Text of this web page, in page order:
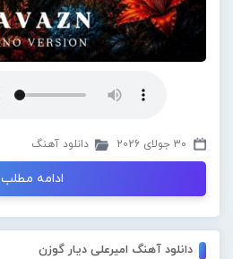
30 جولای 2026 دانلود آهنگ
ادامه مطلب
دانلود آهنگ امیرعلی دیار گوزن